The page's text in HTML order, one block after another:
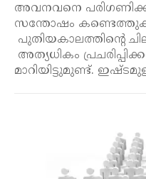
അവനവനെ
സന്തോഷം
പുതിയകാലത്തിന്റെ
അത്യധികം
മാറിയിട്ടുമുണ്ട്.